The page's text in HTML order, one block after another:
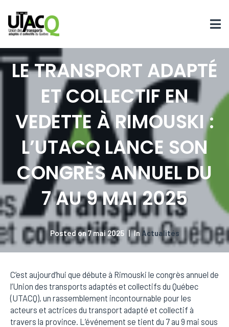
LE TRANSPORT ADAPTÉ
ET COLLECTIF EN
VEDETTE À RIMOUSKI :
L’UTACQ LANCE SON
CONGRÈS ANNUEL DU
7 AU 9 MAI 2025
Posted on7 mai 2025 In Actualités
C’est aujourd’hui que débute à Rimouski le congrès annuel de
l’Union des transports adaptés et collectifs du Québec
(UTACQ), un rassemblement incontournable pour les
acteurs et actrices du transport adapté et collectif à
travers la province. L’événement se tient du 7 au 9 mai sous